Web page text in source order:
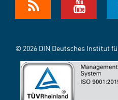
© 2026 DIN Deutsches Institut